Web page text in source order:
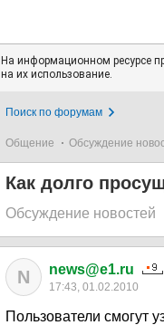
На информационном ресурсе
на их использование.
Поиск по форумам
Общение Обсуждение
Как долго
Обсуждение новостей
N news@e1.ru
17:43, 01.02.2010
Пользователи смогут